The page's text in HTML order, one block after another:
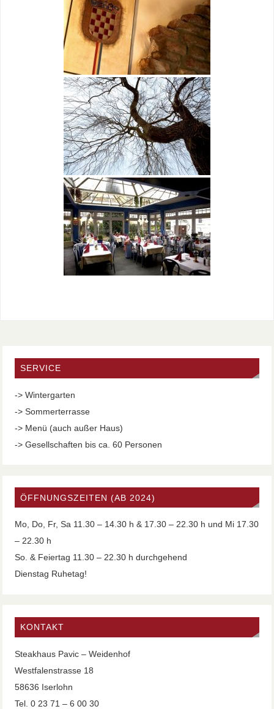
SERVICE
-> Wintergarten
-> Sommerterrasse
-> Menü (auch außer Haus)
-> Gesellschaften bis ca. 60 Personen
ÖFFNUNGSZEITEN (AB 2024)
Mo, Do, Fr, Sa 11.30 – 14.30 h & 17.30 – 22.30 h und Mi 17.30
– 22.30 h
So. & Feiertag 11.30 – 22.30 h durchgehend
Dienstag Ruhetag!
KONTAKT
Steakhaus Pavic – Weidenhof
Westfalenstrasse 18
58636 Iserlohn
Tel. 0 23 71 – 6 00 30